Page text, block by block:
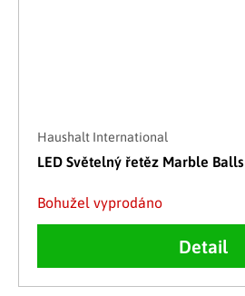
Haushalt International
LED Světelný řetěz Marble Balls
Bohužel vyprodáno
Detail